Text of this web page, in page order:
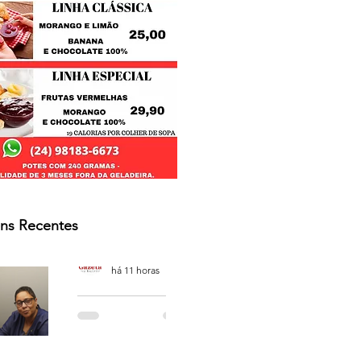
Recentes
PODCAST
'CAFÉ
há 11 horas